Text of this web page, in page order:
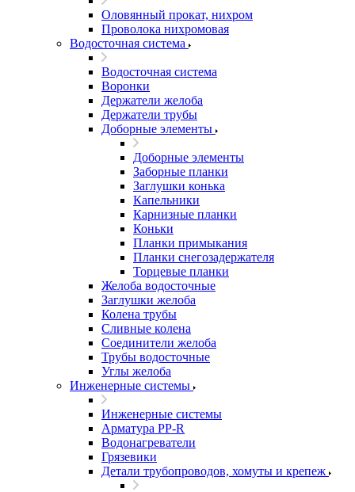
Оловянный прокат, нихром
Проволока нихромовая
Водосточная система
Водосточная система
Воронки
Держатели желоба
Держатели трубы
Доборные элементы
Доборные элементы
Заборные планки
Заглушки конька
Капельники
Карнизные планки
Коньки
Планки примыкания
Планки снегозадержателя
Торцевые планки
Желоба водосточные
Заглушки желоба
Колена трубы
Сливные колена
Соединители желоба
Трубы водосточные
Углы желоба
Инженерные системы
Инженерные системы
Арматура PP-R
Водонагреватели
Грязевики
Детали трубопроводов, хомуты и крепеж